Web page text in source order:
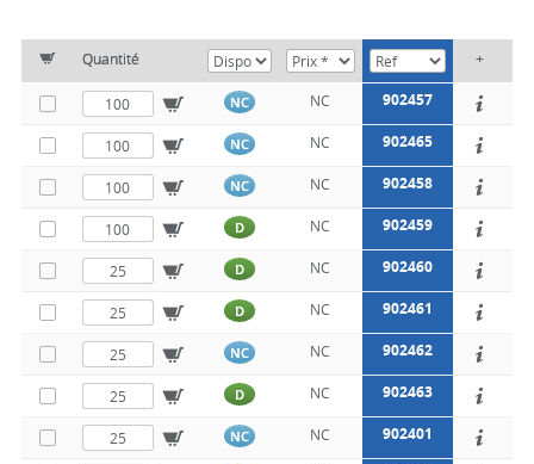
Quantité +
NC NC 902457
NC NC 902465
NC NC 902458
D NC 902459
D NC 902460
D NC 902461
NC NC 902462
D NC 902463
NC NC 902401